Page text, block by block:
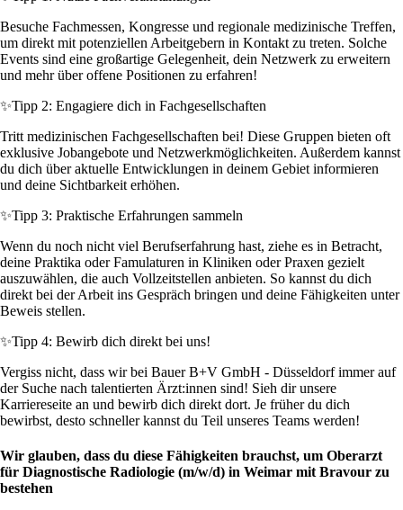
Besuche Fachmessen, Kongresse und regionale medizinische Treffen,
um direkt mit potenziellen Arbeitgebern in Kontakt zu treten. Solche
Events sind eine großartige Gelegenheit, dein Netzwerk zu erweitern
und mehr über offene Positionen zu erfahren!
✨Tipp 2: Engagiere dich in Fachgesellschaften
Tritt medizinischen Fachgesellschaften bei! Diese Gruppen bieten oft
exklusive Jobangebote und Netzwerkmöglichkeiten. Außerdem kannst
du dich über aktuelle Entwicklungen in deinem Gebiet informieren
und deine Sichtbarkeit erhöhen.
✨Tipp 3: Praktische Erfahrungen sammeln
Wenn du noch nicht viel Berufserfahrung hast, ziehe es in Betracht,
deine Praktika oder Famulaturen in Kliniken oder Praxen gezielt
auszuwählen, die auch Vollzeitstellen anbieten. So kannst du dich
direkt bei der Arbeit ins Gespräch bringen und deine Fähigkeiten unter
Beweis stellen.
✨Tipp 4: Bewirb dich direkt bei uns!
Vergiss nicht, dass wir bei Bauer B+V GmbH - Düsseldorf immer auf
der Suche nach talentierten Ärzt:innen sind! Sieh dir unsere
Karriereseite an und bewirb dich direkt dort. Je früher du dich
bewirbst, desto schneller kannst du Teil unseres Teams werden!
Wir glauben, dass du diese Fähigkeiten brauchst, um Oberarzt
für Diagnostische Radiologie (m/w/d) in Weimar mit Bravour zu
bestehen